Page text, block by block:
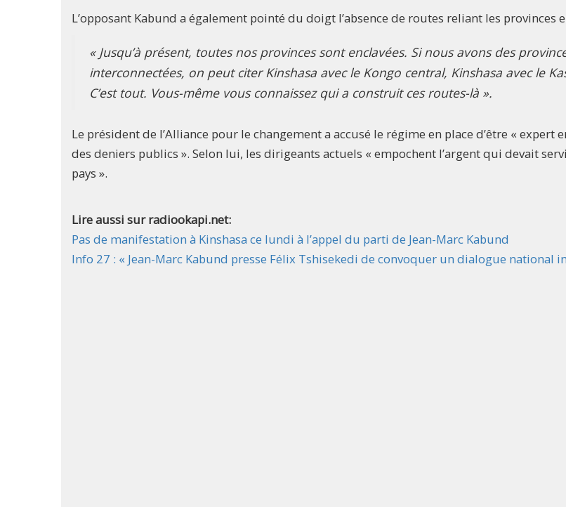
L’opposant Kabund a également pointé du doigt l’absence de routes reliant les provinces
« Jusqu’à présent, toutes nos provinces sont enclavées. Si nous avons des
interconnectées, on peut citer Kinshasa avec le Kongo central, Kinshasa avec le
C’est tout. Vous-même vous connaissez qui a construit ces routes-là ».
Le président de l’Alliance pour le changement a accusé le régime en place d’être « expert
des deniers publics ». Selon lui, les dirigeants actuels « empochent l’argent qui devait
pays ».
Lire aussi sur radiookapi.net:
Pas de manifestation à Kinshasa ce lundi à l’appel du parti de Jean-Marc Kabund
Info 27 : « Jean-Marc Kabund presse Félix Tshisekedi de convoquer un dialogue national